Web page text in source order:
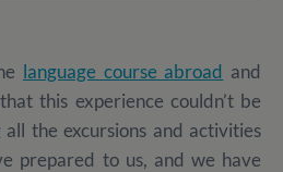
language course abroad and
this experience couldn’t be
the excursions and activities
prepared to us, and we have